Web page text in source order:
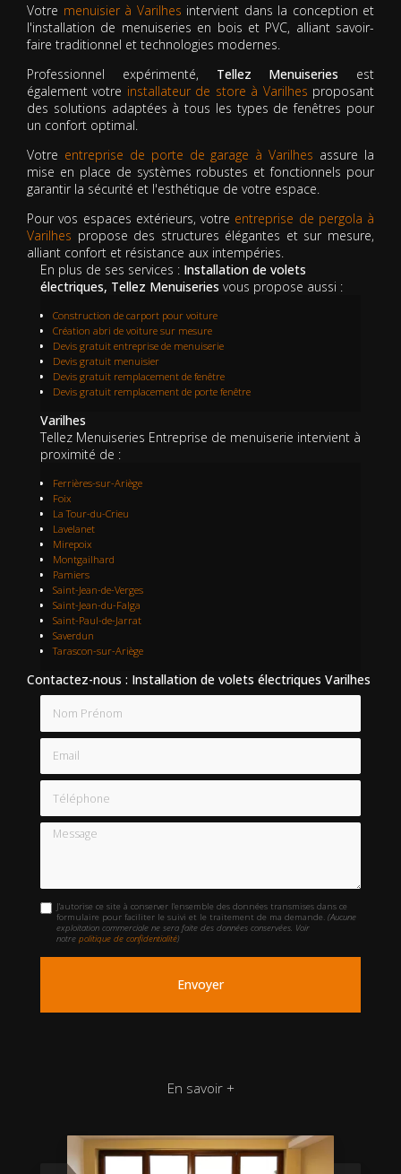
Votre menuisier à Varilhes intervient dans la conception et
l'installation de menuiseries en bois et PVC, alliant savoir-
faire traditionnel et technologies modernes.
Professionnel expérimenté, Tellez Menuiseries est
également votre installateur de store à Varilhes proposant
des solutions adaptées à tous les types de fenêtres pour
un confort optimal.
Votre entreprise de porte de garage à Varilhes assure la
mise en place de systèmes robustes et fonctionnels pour
garantir la sécurité et l'esthétique de votre espace.
Pour vos espaces extérieurs, votre entreprise de pergola à
Varilhes propose des structures élégantes et sur mesure,
alliant confort et résistance aux intempéries.
En plus de ses services : Installation de volets
électriques, Tellez Menuiseries vous propose aussi :
Construction de carport pour voiture
Création abri de voiture sur mesure
Devis gratuit entreprise de menuiserie
Devis gratuit menuisier
Devis gratuit remplacement de fenêtre
Devis gratuit remplacement de porte fenêtre
Varilhes
Tellez Menuiseries Entreprise de menuiserie intervient à
proximité de :
Ferrières-sur-Ariège
Foix
La Tour-du-Crieu
Lavelanet
Mirepoix
Montgailhard
Pamiers
Saint-Jean-de-Verges
Saint-Jean-du-Falga
Saint-Paul-de-Jarrat
Saverdun
Tarascon-sur-Ariège
Contactez-nous : Installation de volets électriques Varilhes
Email
Téléphone
Message
J'autorise ce site à conserver l'ensemble des données transmises dans ce
formulaire pour faciliter le suivi et le traitement de ma demande.(Aucune
exploitation commerciale ne sera faite des données conservées. Voir
notrepolitique de confidentialité)
En savoir +